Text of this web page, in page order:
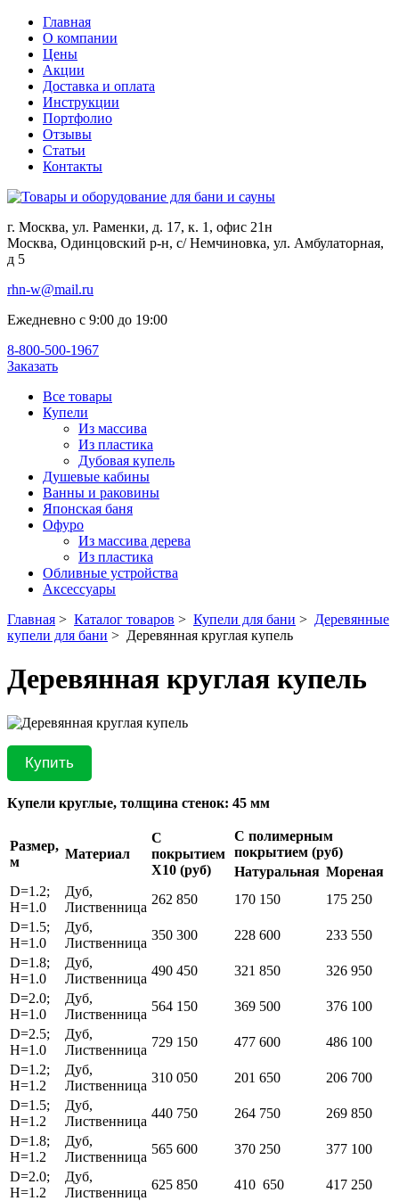
Главная
О компании
Цены
Акции
Доставка и оплата
Инструкции
Портфолио
Отзывы
Статьи
Контакты
г. Москва, ул. Раменки, д. 17, к. 1, офис 21н
Москва, Одинцовский р-н, с/ Немчиновка, ул. Амбулаторная,
д 5
rhn-w@mail.ru
Ежедневно с 9:00 до 19:00
8-800-500-1967
Заказать
Все товары
Купели
Из массива
Из пластика
Дубовая купель
Душевые кабины
Ванны и раковины
Японская баня
Офуро
Из массива дерева
Из пластика
Обливные устройства
Аксессуары
Главная > Каталог товаров > Купели для бани > Деревянные
купели для бани > Деревянная круглая купель
Деревянная круглая купель
Купить
Купели круглые, толщина стенок: 45 мм
Размер,
м
Материал
С
покрытием
Х10 (руб)
С полимерным
покрытием (руб)
Натуральная Мореная
D=1.2;
H=1.0
Дуб,
Лиственница
262 850 170 150
175 250
D=1.5;
H=1.0
Дуб,
Лиственница
350 300 228 600
233 550
D=1.8;
H=1.0
Дуб,
Лиственница
490 450 321 850
326 950
D=2.0;
H=1.0
Дуб,
Лиственница
564 150 369 500
376 100
D=2.5;
H=1.0
Дуб,
Лиственница
729 150 477 600
486 100
D=1.2;
H=1.2
Дуб,
Лиственница
310 050 201 650
206 700
D=1.5;
H=1.2
Дуб,
Лиственница
440 750 264 750
269 850
D=1.8;
H=1.2
Дуб,
Лиственница
565 600 370 250
377 100
D=2.0;
H=1.2
Дуб,
Лиственница
625 850 410 650
417 250